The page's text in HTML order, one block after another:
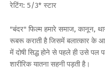
रेटिंग: 5/3* स्टार
"बंदर" फिल्म हमारे समाज, कानून,
रूबरू कराती है जिसमें बलात्कार के
में दोषी सिद्ध होने से पहले ही उसे
शारीरिक यातना सहनी पड़ती है।